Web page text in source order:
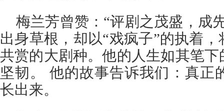
梅兰芳曾赞：“评剧之茂盛，成
出身草根，却以“戏疯子”的执着
共赏的大剧种。他的人生如其笔
坚韧。 他的故事告诉我们：真正
长出来。